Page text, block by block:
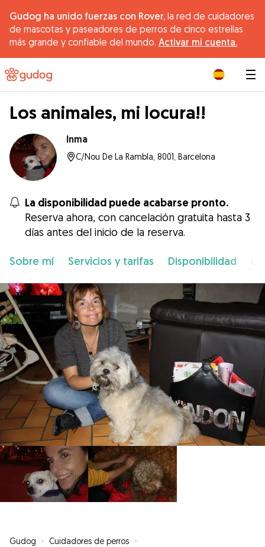
Gudog ha unido fuerzas con Rover, la red de cuidadores
de mascotas y paseadores de perros de cinco estrellas
más grande y confiable del mundo. Activar mi cuenta.
Los animales, mi locura!!
Inma
C/Nou De La Rambla, 8001, Barcelona
La disponibilidad puede acabarse pronto.
Reserva ahora, con cancelación gratuita hasta 3
días antes del inicio de la reserva.
Sobre mí Servicios y tarifas Disponibilidad
Gudog » Cuidadores de perros »